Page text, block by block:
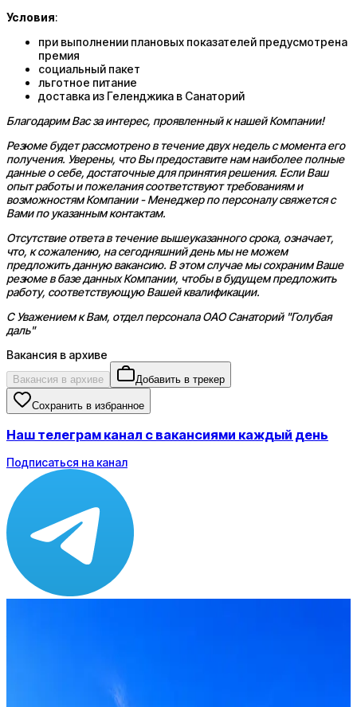
Условия:
при выполнении плановых показателей предусмотрена
премия
социальный пакет
льготное питание
доставка из Геленджика в Санаторий
Благодарим Вас за интерес, проявленный к нашей Компании!
Резюме будет рассмотрено в течение двух недель с момента его
получения. Уверены, что Вы предоставите нам наиболее полные
данные о себе, достаточные для принятия решения. Если Ваш
опыт работы и пожелания соответствуют требованиям и
возможностям Компании - Менеджер по персоналу свяжется с
Вами по указанным контактам.
Отсутствие ответа в течение вышеуказанного срока, означает,
что, к сожалению, на сегодняшний день мы не можем
предложить данную вакансию. В этом случае мы сохраним Ваше
резюме в базе данных Компании, чтобы в будущем предложить
работу, соответствующую Вашей квалификации.
С Уважением к Вам, отдел персонала ОАО Санаторий "Голубая
даль"
Вакансия в архиве
Вакансия в архиве Добавить в трекер
Сохранить в избранное
Наш телеграм канал с вакансиями каждый день
Подписаться на канал